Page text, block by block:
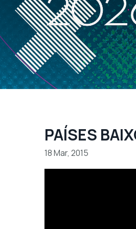
PAÍSES
18 Mar, 2015